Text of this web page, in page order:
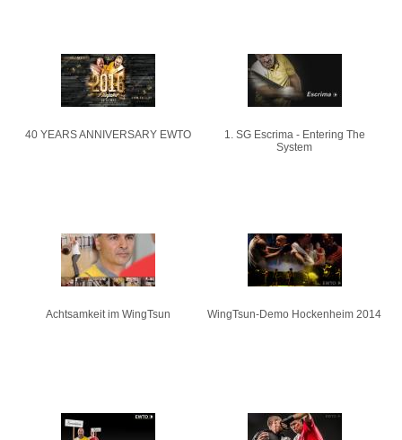
40 YEARS ANNIVERSARY EWTO
1. SG Escrima - Entering The
System
Achtsamkeit im WingTsun WingTsun-Demo Hockenheim 2014